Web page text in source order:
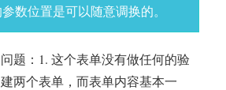
数位置是可以随意调换的。
题：1. 这个表单没有做任何的验
两个表单，而表单内容基本一